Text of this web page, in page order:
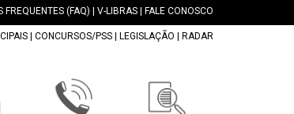
(FAQ) V-LIBRAS FALE CONOSCO
CONCURSOS/PSS LEGISLAÇÃO RADAR